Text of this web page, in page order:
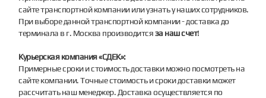
сайте транспортной компании или узнать у наших сотрудников.
При выборе данной транспортной компании - доставка до
терминала в г. Москва производитсяза наш счет!
Курьерская компания «СДЕК»:
Примерные сроки и стоимость доставки можно посмотреть на
сайте компании. Точные стоимость и сроки доставки может
рассчитать наш менеджер. Доставка осуществляется по